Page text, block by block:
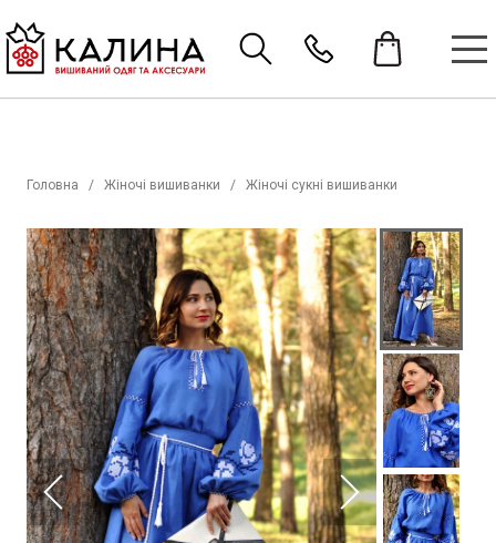
Головна Жіночі вишиванки Жіночі сукні вишиванки